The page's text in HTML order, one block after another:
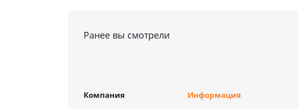
Ранее вы смотрели
Компания Информация